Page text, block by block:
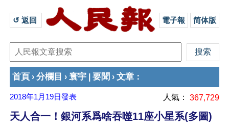
↺ 返回 電子報 简体版
首頁 › 分欄目 › 寰宇 要聞 › 文章 ：
2018年1月19日發表 人氣： 367,729
天人合一！銀河系爲啥吞噬11座小星系(多圖)